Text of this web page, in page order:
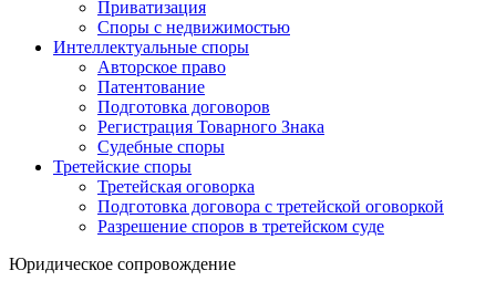
Приватизация
Cпоры с недвижимостью
Интеллектуальные споры
Авторское право
Патентование
Подготовка договоров
Регистрация Товарного Знака
Судебные споры
Третейские споры
Третейская оговорка
Подготовка договора с третейской оговоркой
Разрешение споров в третейском суде
Юридическое сопровождение